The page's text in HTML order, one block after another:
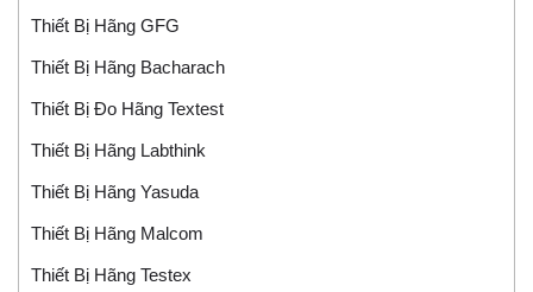
Thiết Bị Hãng GFG
Thiết Bị Hãng Bacharach
Thiết Bị Đo Hãng Textest
Thiết Bị Hãng Labthink
Thiết Bị Hãng Yasuda
Thiết Bị Hãng Malcom
Thiết Bị Hãng Testex